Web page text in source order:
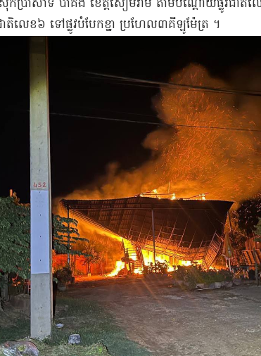
ក​ប្រាសាទ បាគង ខេត្ត​សៀម​រាម តាម​បណ្ដោយ​ផ្លូវជាតិ​
ាតិ​លេខ​៦ ទៅ​ផ្លូវបំបែក​ខ្នា ប្រហែល​៣​គីឡូម៉ែត្រ ។​